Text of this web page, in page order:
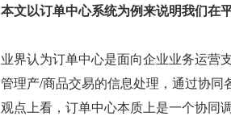
本文以订单中心系统为例来说明我们在
业界认为订单中心是面向企业业务运营
管理产/商品交易的信息处理，通过协
观点上看，订单中心本质上是一个协同